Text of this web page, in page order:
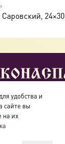
удобства и
сайте вы
на их